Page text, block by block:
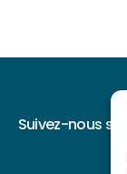
Suivez-nous sur